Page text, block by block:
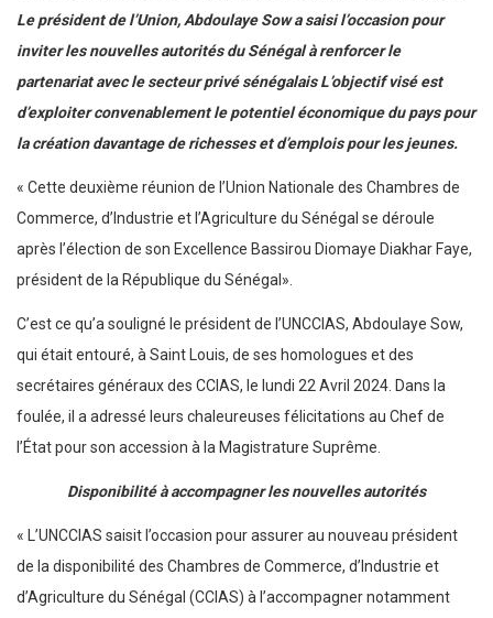
Le président de l’Union, Abdoulaye Sow a saisi l’occasion pour
inviter les nouvelles autorités du Sénégal à renforcer le
partenariat avec le secteur privé sénégalais L’objectif visé est
d’exploiter convenablement le potentiel économique du pays pour
la création davantage de richesses et d’emplois pour les jeunes.
« Cette deuxième réunion de l’Union Nationale des Chambres de
Commerce, d’Industrie et l’Agriculture du Sénégal se déroule
après l’élection de son Excellence Bassirou Diomaye Diakhar Faye,
président de la République du Sénégal».
C’est ce qu’a souligné le président de l’UNCCIAS, Abdoulaye Sow,
qui était entouré, à Saint Louis, de ses homologues et des
secrétaires généraux des CCIAS, le lundi 22 Avril 2024. Dans la
foulée, il a adressé leurs chaleureuses félicitations au Chef de
l’État pour son accession à la Magistrature Suprême.
Disponibilité à accompagner les nouvelles autorités
« L’UNCCIAS saisit l’occasion pour assurer au nouveau président
de la disponibilité des Chambres de Commerce, d’Industrie et
d’Agriculture du Sénégal (CCIAS) à l’accompagner notamment